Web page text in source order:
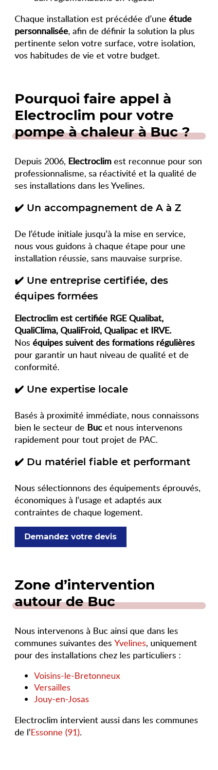
Chaque installation est précédée d’une étude
personnalisée, afin de définir la solution la plus
pertinente selon votre surface, votre isolation,
vos habitudes de vie et votre budget.
Pourquoi faire appel à
Electroclim pour votre
pompe à chaleur à Buc ?
Depuis 2006, Electroclim est reconnue pour son
professionnalisme, sa réactivité et la qualité de
ses installations dans les Yvelines.
✔️ Un accompagnement de A à Z
De l’étude initiale jusqu’à la mise en service,
nous vous guidons à chaque étape pour une
installation réussie, sans mauvaise surprise.
✔️ Une entreprise certifiée, des
équipes formées
Electroclim est certifiée RGE Qualibat,
QualiClima, QualiFroid, Qualipac et IRVE.
Nos équipes suivent des formations régulières
pour garantir un haut niveau de qualité et de
conformité.
✔️ Une expertise locale
Basés à proximité immédiate, nous connaissons
bien le secteur de Buc et nous intervenons
rapidement pour tout projet de PAC.
✔️ Du matériel fiable et performant
Nous sélectionnons des équipements éprouvés,
économiques à l’usage et adaptés aux
contraintes de chaque logement.
Demandez votre devis
Zone d’intervention
autour de Buc
Nous intervenons à Buc ainsi que dans les
communes suivantes des Yvelines, uniquement
pour des installations chez les particuliers :
Voisins-le-Bretonneux
Versailles
Jouy-en-Josas
Electroclim intervient aussi dans les communes
de l’Essonne (91).